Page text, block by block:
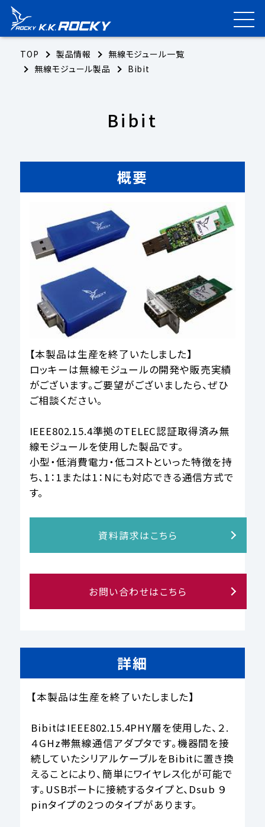
TOP 製品情報
無線モジュール一覧
無線モジュール製品
Bibit
Bibit
概要
【本製品は生産を終了いたしました】
ロッキーは無線モジュールの開発や販売実績
がございます。ご要望がございましたら、ぜひ
ご相談ください。
IEEE802.15.4準拠のTELEC認証取得済み無
線モジュールを使用した製品です。
小型・低消費電力・低コストといった特徴を持
ち、1：1または1：Nにも対応できる通信方式で
す。
資料請求はこちら
お問い合わせはこちら
詳細
【本製品は生産を終了いたしました】
BibitはIEEE802.15.4PHY層を使用した、２.
４GHz帯無線通信アダプタです。機器間を接
続していたシリアルケーブルをBibitに置き換
えることにより、簡単にワイヤレス化が可能で
す。USBポートに接続するタイプと、Dsub ９
pinタイプの２つのタイプがあります。